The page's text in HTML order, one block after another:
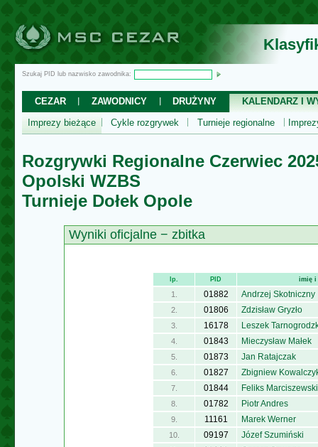
Szukaj PID lub nazwisko zawodnika:
CEZAR ZAWODNICY DRUŻYNY
KALENDARZ I
Imprezy bieżące
Cykle rozgrywek Turnieje regionalne
Rozgrywki Regionalne Czerwiec
Opolski WZBS
Turnieje Dołek Opole
Wyniki oficjalne − zbitka
lp. PID imię i
1. 01882 Andrzej Skotniczny
2. 01806 Zdzisław Gryzło
3. 16178 Leszek
4. 01843 Mieczysław Małek
5. 01873 Jan Ratajczak
6. 01827 Zbigniew
7. 01844 Feliks Marciszewski
8. 01782 Piotr Andres
9. 11161 Marek Werner
10. 09197 Józef Szumiński